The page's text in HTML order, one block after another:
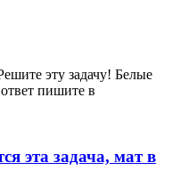
эту задачу! Белые
пишите в
эта задача, мат в